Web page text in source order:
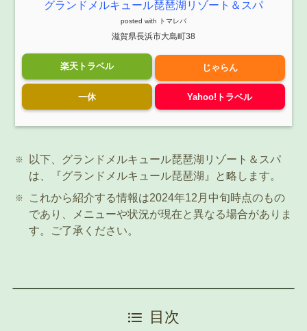
グランドメルキュール琵琶湖リゾート＆スパ
posted with トマレバ
滋賀県長浜市大島町38
楽天トラベル じゃらん
一休 Yahoo!トラベル
以下、グランドメルキュール琵琶湖リゾート＆スパ
は、『グランドメルキュール琵琶湖』と略します。
これから紹介する情報は2024年12月中旬時点のもの
であり、メニューや状況が現在と異なる場合がありま
す。ご了承ください。
目次